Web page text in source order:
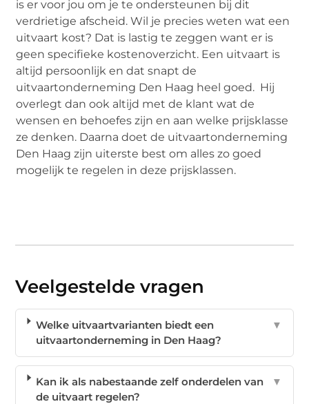
is er voor jou om je te ondersteunen bij dit
verdrietige afscheid. Wil je precies weten wat een
uitvaart kost? Dat is lastig te zeggen want er is
geen specifieke kostenoverzicht. Een uitvaart is
altijd persoonlijk en dat snapt de
uitvaartonderneming Den Haag heel goed. Hij
overlegt dan ook altijd met de klant wat de
wensen en behoefes zijn en aan welke prijsklasse
ze denken. Daarna doet de uitvaartonderneming
Den Haag zijn uiterste best om alles zo goed
mogelijk te regelen in deze prijsklassen.
Veelgestelde vragen
Welke uitvaartvarianten biedt een
uitvaartonderneming in Den Haag?
▼
Kan ik als nabestaande zelf onderdelen van
de uitvaart regelen?
▼